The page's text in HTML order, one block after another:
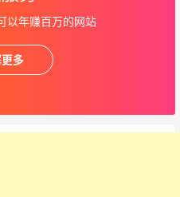
以年赚百万的网站
多